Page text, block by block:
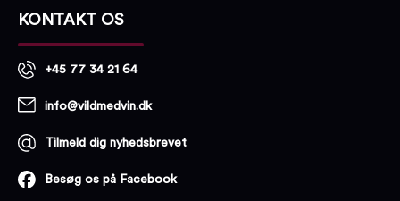
KONTAKT OS
+45 77 34 21 64
info@vildmedvin.dk
Tilmeld dig nyhedsbrevet
Besøg os på Facebook